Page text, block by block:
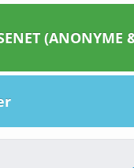
(ANONYME